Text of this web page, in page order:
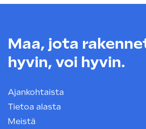
Maa, jota
hyvin, voi hyvin.
Ajankohtaista
Tietoa alasta
Meistä